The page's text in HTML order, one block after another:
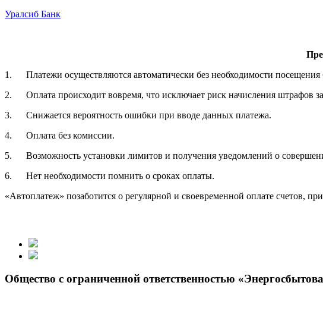
Уралсиб Банк
1. Платежи осуществляются автоматически без необходимости
2. Оплата происходит вовремя, что исключает риск начисления штрафов за
3. Снижается вероятность ошибки при вводе данных платежа.
4. Оплата без комиссии.
5. Возможность установки лимитов и получения уведомлений о
6. Нет необходимости помнить о сроках оплаты.
«Автоплатеж» позаботится о регулярной и своевременной оплате счетов,
Общество с ограниченной ответственностью